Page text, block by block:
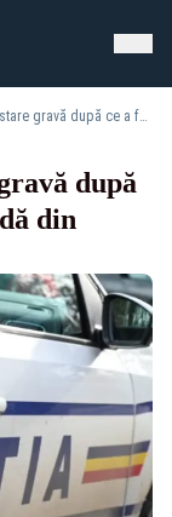
Tânăr de 24 de ani, în stare gravă după ce a fost înjunghiat pe o stradă din Brăila. Agresorul, reținut
după
din